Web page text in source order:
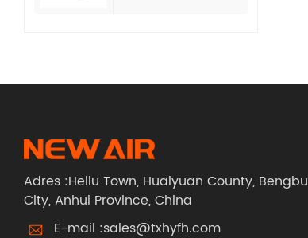
Adres :Heliu Town, Huaiyuan County, Bengbu
City, Anhui Province, China
E-mail :sales@txhyfh.com